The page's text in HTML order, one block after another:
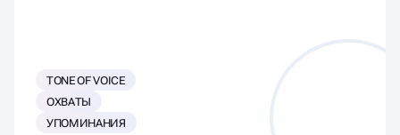
TONE OF VOICE
ОХВАТЫ
УПОМИНАНИЯ